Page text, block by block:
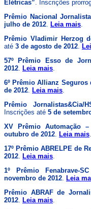
Elétricas” . Inscrições
Prêmio Nacional
julho de 2012
Leia mais
Prêmio Vladimir Herzog
até 3 de agosto de 2012
57º Prêmio Esso de
2012
Leia mais
6º Prêmio Allianz Seguros
de 2012
Leia mais
Prêmio
Inscrições até 5 de
XV Prêmio Automação –
outubro de 2012
Leia mais
17º Prêmio ABRELPE de
2012
Leia mais
1º Prêmio Fenabrave-
novembro de 2012
Leia
Prêmio ABRAF de
2012
Leia mais